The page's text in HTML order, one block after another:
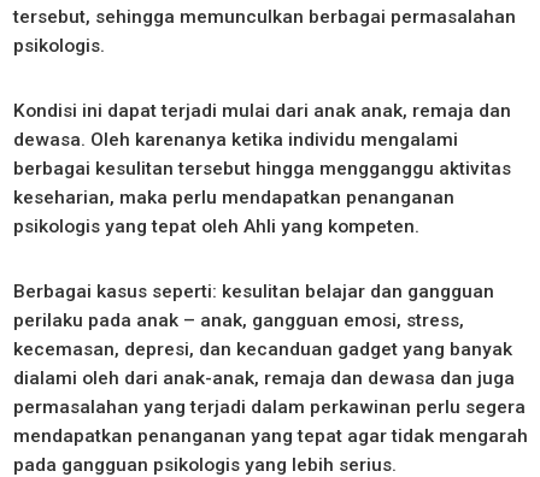
tersebut, sehingga memunculkan berbagai permasalahan
psikologis.
Kondisi ini dapat terjadi mulai dari anak anak, remaja dan
dewasa. Oleh karenanya ketika individu mengalami
berbagai kesulitan tersebut hingga mengganggu aktivitas
keseharian, maka perlu mendapatkan penanganan
psikologis yang tepat oleh Ahli yang kompeten.
Berbagai kasus seperti: kesulitan belajar dan gangguan
perilaku pada anak – anak, gangguan emosi, stress,
kecemasan, depresi, dan kecanduan gadget yang banyak
dialami oleh dari anak-anak, remaja dan dewasa dan juga
permasalahan yang terjadi dalam perkawinan perlu segera
mendapatkan penanganan yang tepat agar tidak mengarah
pada gangguan psikologis yang lebih serius.